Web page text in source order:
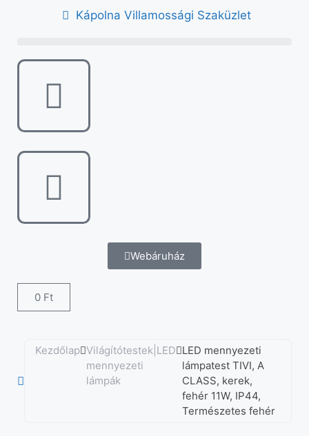
Kápolna Villamossági Szaküzlet
Webáruház
0 Ft
Kezdőlap Világítótestek|LED
mennyezeti
lámpák
LED mennyezeti
lámpatest TIVI, A
CLASS, kerek,
fehér 11W, IP44,
Természetes fehér